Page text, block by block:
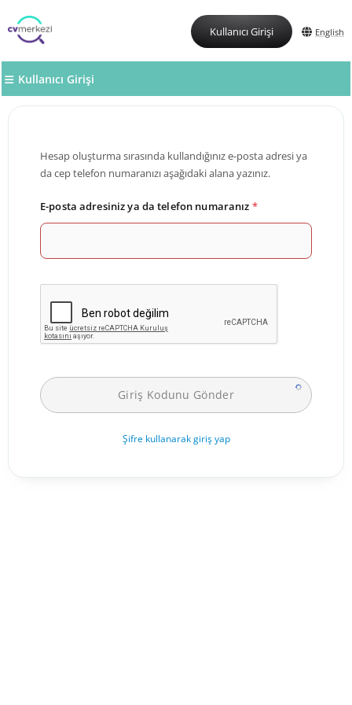
Kullanıcı Girişi English
Kullanıcı Girişi
Hesap oluşturma sırasında kullandığınız e-posta adresi ya
da cep telefon numaranızı aşağıdaki alana yazınız.
E-posta adresiniz ya da telefon numaranız *
Şifre kullanarak giriş yap